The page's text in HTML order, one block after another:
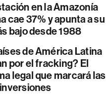
en la Amazonía
cae 37% y apunta a su
bajo desde 1988
de América Latina
por el fracking? El
legal que marcará las